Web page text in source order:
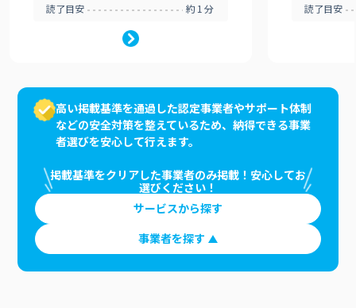
読了目安 約1分 読了目安
高い掲載基準を通過した認定事業者やサポート体制
などの安全対策を整えているため、納得できる事業
者選びを安心して行えます。
掲載基準をクリアした事業者のみ掲載！安心してお
選びください！
サービスから探す
事業者を探す